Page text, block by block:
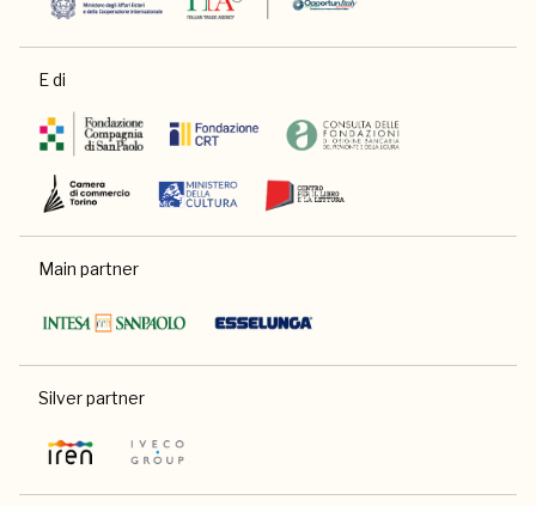
E di
Main partner
Silver partner